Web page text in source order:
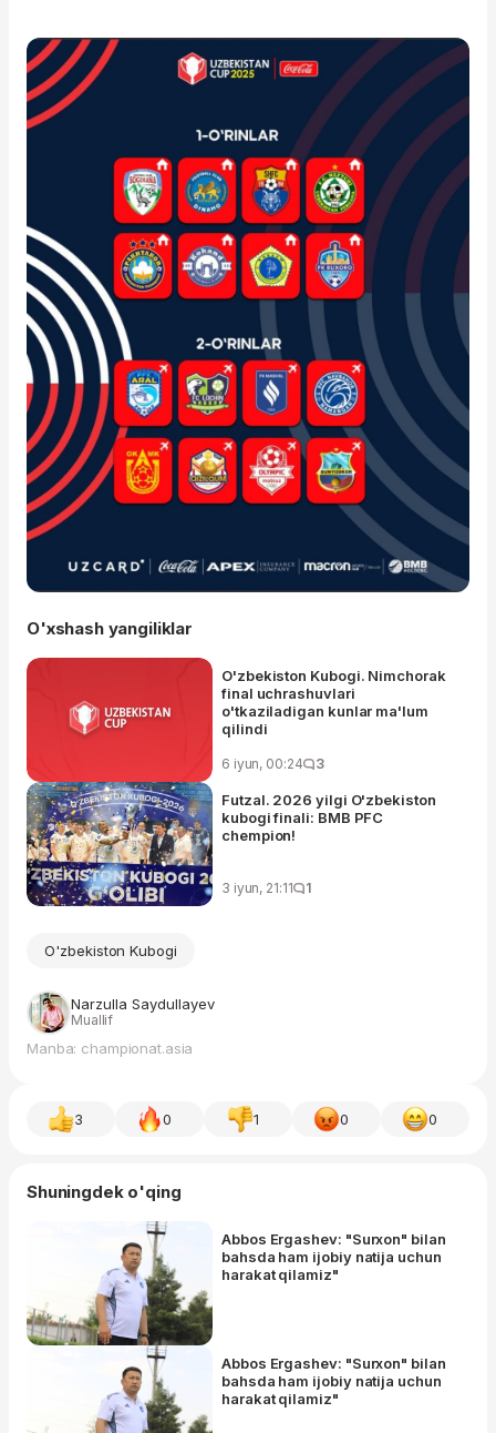
O'xshash yangiliklar
O'zbekiston Kubogi. Nimchorak
final uchrashuvlari
o'tkaziladigan kunlar ma'lum
qilindi
6 iyun, 00:24 3
Futzal. 2026 yilgi O'zbekiston
kubogi finali: BMB PFC
chempion!
3 iyun, 21:11 1
O'zbekiston Kubogi
Narzulla Saydullayev
Muallif
Manba: championat.asia
3 0 1 0 0
Shuningdek o'qing
Abbos Ergashev: "Surxon" bilan
bahsda ham ijobiy natija uchun
harakat qilamiz"
Abbos Ergashev: "Surxon" bilan
bahsda ham ijobiy natija uchun
harakat qilamiz"